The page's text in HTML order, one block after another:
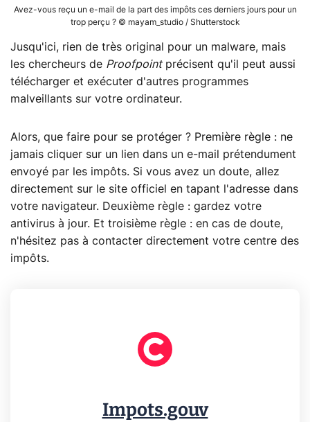
Avez-vous reçu un e-mail de la part des impôts ces derniers jours pour un
trop perçu ? © mayam_studio / Shutterstock
Jusqu'ici, rien de très original pour un malware, mais
les chercheurs de Proofpointprécisent qu'il peut aussi
télécharger et exécuter d'autres programmes
malveillants sur votre ordinateur.
Alors, que faire pour se protéger ? Première règle : ne
jamais cliquer sur un lien dans un e-mail prétendument
envoyé par les impôts. Si vous avez un doute, allez
directement sur le site officiel en tapant l'adresse dans
votre navigateur. Deuxième règle : gardez votre
antivirus à jour. Et troisième règle : en cas de doute,
n'hésitez pas à contacter directement votre centre des
impôts.
Impots.gouv